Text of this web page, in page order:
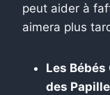
peut aider à
aimera plus
Les
des